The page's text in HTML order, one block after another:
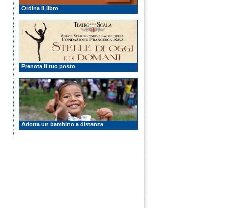
Ordina il libro
Prenota il tuo posto
Adotta un bambino a distanza